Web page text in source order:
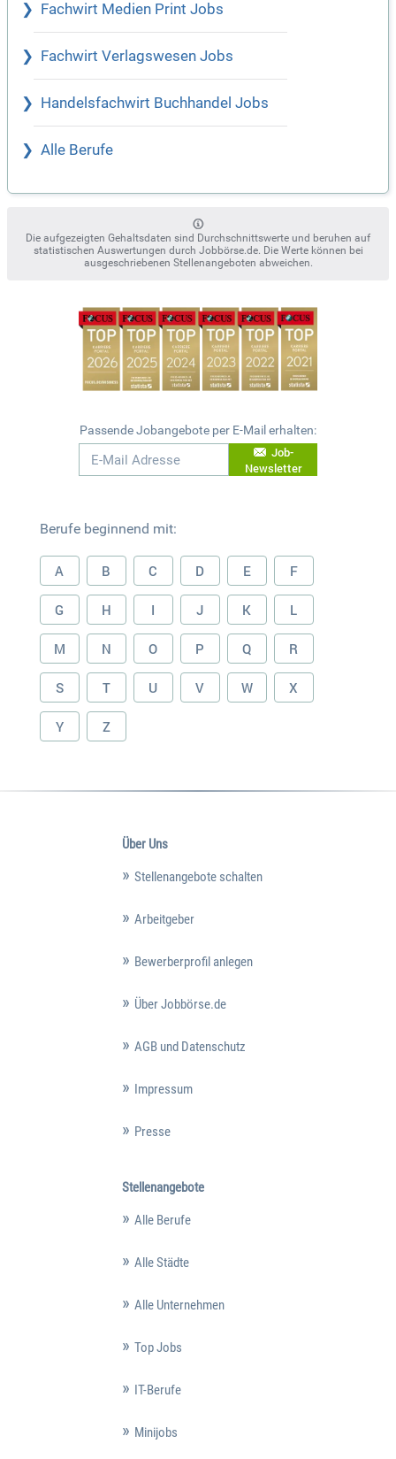
Fachwirt Medien Print Jobs
Fachwirt Verlagswesen Jobs
Handelsfachwirt Buchhandel Jobs
Alle Berufe
Die aufgezeigten Gehaltsdaten sind Durchschnittswerte und beruhen auf
statistischen Auswertungen durch Jobbörse.de. Die Werte können bei
ausgeschriebenen Stellenangeboten abweichen.
Passende Jobangebote per E-Mail erhalten:
Job-
Newsletter
Berufe beginnend mit:
A B C D E F
G H I J K L
M N O P Q R
S T U V W X
Y Z
Über Uns
Stellenangebote schalten
Arbeitgeber
Bewerberprofil anlegen
Über Jobbörse.de
AGB und Datenschutz
Impressum
Presse
Stellenangebote
Alle Berufe
Alle Städte
Alle Unternehmen
Top Jobs
IT-Berufe
Minijobs